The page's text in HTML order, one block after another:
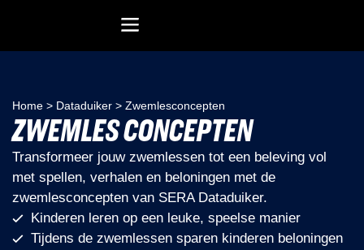
Home > Dataduiker > Zwemlesconcepten
ZWEMLES CONCEPTEN
Transformeer jouw zwemlessen tot een beleving vol
met spellen, verhalen en beloningen met de
zwemlesconcepten van SERA Dataduiker.
Kinderen leren op een leuke, speelse manier
Tijdens de zwemlessen sparen kinderen beloningen